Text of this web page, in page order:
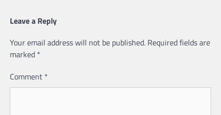
Leave a Reply
Your email address will not be published. Required fields are
marked *
Comment *